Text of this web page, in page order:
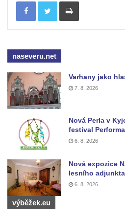
Socha světce severně od Lužce nad
Vltavou
Strom svobody a památník 100 let
a 30. výročí listopadu 1989 v
Boží muka v parku před domem čp.
Hrobčicích
Sochy „Klaun a dívenka“ v parku v
Hrobčic
Socha svatého Antonína
Mirošovicích
Socha vodníka u požární nádrže v
Mirošovicích
Socha býka před areálem firmy
naseveru.net
Varhany jako
7. 8. 2026
Nová Perla v
festival
6. 8. 2026
Nová expozice
lesního
6. 8. 2026
výběžek.eu